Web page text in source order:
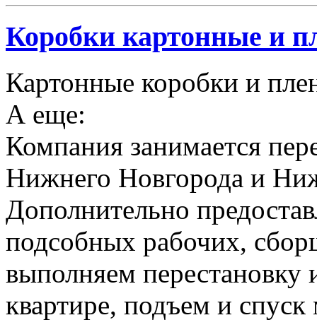
Коробки картонные и
Картонные коробки и
А еще:
Компания занимается
Нижнего Новгорода и
Дополнительно
подсобных рабочих,
выполняем перестановку
квартире, подъем и спуск